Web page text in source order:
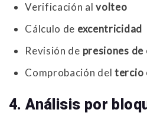
Verificación alvolteo
Cálculo de excentricidad
Revisión de presiones
Comprobación deltercio
4. Análisis por